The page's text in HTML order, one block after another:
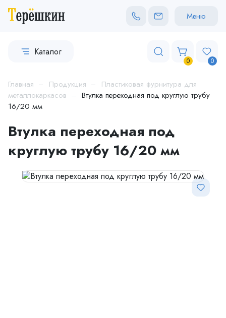
Меню
Каталог
0 0
Главная Продукция
Пластиковая фурнитура для
металлокаркасов
Втулка переходная под круглую трубу
16/20 мм
Втулка переходная под
круглую трубу 16/20 мм